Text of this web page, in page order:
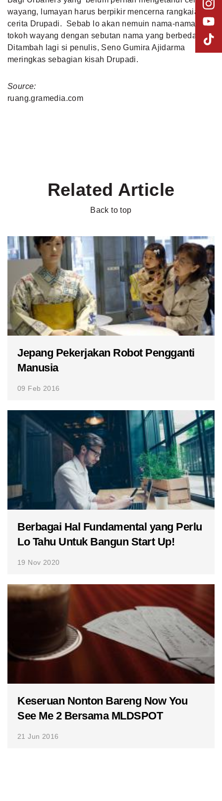
wayang, lumayan harus berpikir mencerna rangkaian
cerita Drupadi. Sebab lo akan nemuin nama-nama
tokoh wayang dengan sebutan nama yang berbeda.
Ditambah lagi si penulis, Seno Gumira Ajidarma
meringkas sebagian kisah Drupadi.
Source:
ruang.gramedia.com
Related Article
Back to top
Jepang Pekerjakan Robot Pengganti
Manusia
09 Feb 2016
Berbagai Hal Fundamental yang Perlu
Lo Tahu Untuk Bangun Start Up!
19 Nov 2020
Keseruan Nonton Bareng Now You
See Me 2 Bersama MLDSPOT
21 Jun 2016